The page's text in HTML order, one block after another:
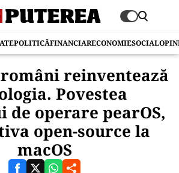
POLITICĂFINANCIARECONOMIESOCIAL
reinventează
Povestea
de operare pearOS,
open-source la
macOS